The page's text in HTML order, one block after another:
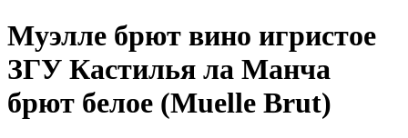
Муэлле брют вино игристое
ЗГУ Кастилья ла Манча
брют белое (Muelle Brut)